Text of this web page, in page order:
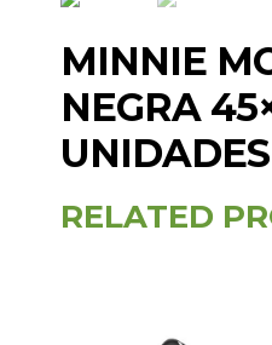
MINNIE
NEGRA
UNIDADES
RELATED